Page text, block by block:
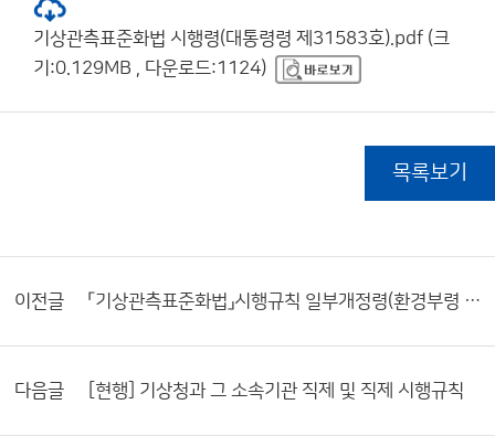
기상관측표준화법 시행령(대통령령 제31583호).pdf (크
기:0.129MB , 다운로드:1124)
목록보기
이전글 「기상관측표준화법」시행규칙 일부개정령(환경부령 제912호) 공포
다음글 [현행] 기상청과 그 소속기관 직제 및 직제 시행규칙